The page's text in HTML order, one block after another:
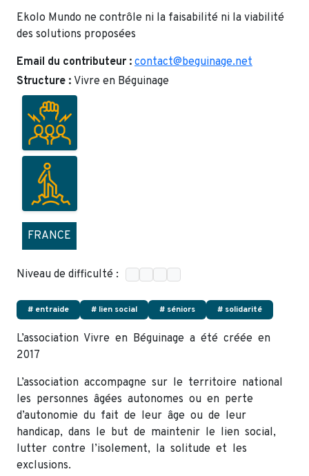
Ekolo Mundo ne contrôle ni la faisabilité ni la viabilité
des solutions proposées
Email du contributeur : contact@beguinage.net
Structure : Vivre en Béguinage
FRANCE
Niveau de difficulté :
# entraide # lien social # séniors # solidarité
L’association Vivre en Béguinage a été créée en
2017
L’association accompagne sur le territoire national
les personnes âgées autonomes ou en perte
d’autonomie du fait de leur âge ou de leur
handicap, dans le but de maintenir le lien social,
lutter contre l’isolement, la solitude et les
exclusions.